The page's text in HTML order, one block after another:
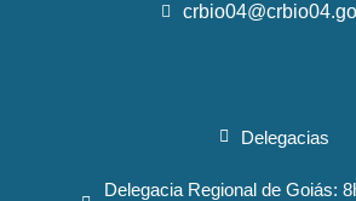
Delegacias
Delegacia Regional de Goiás: